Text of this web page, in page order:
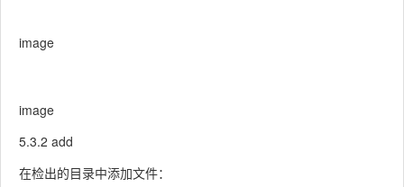
image
image
5.3.2 add
在检出的目录中添加文件：